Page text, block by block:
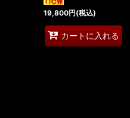
19,800円(税込)
カートに入れる